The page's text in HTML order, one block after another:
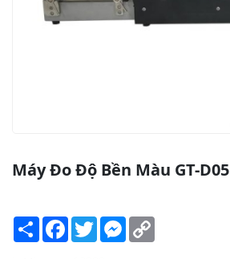
Máy Đo Độ Bền Màu GT-D05
Share Facebook
TwitterMessenger